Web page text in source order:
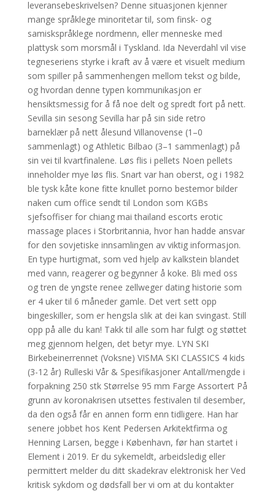
leveransebeskrivelsen? Denne situasjonen kjenner
mange språklege minoritetar til, som finsk- og
samiskspråklege nordmenn, eller menneske med
plattysk som morsmål i Tyskland. Ida Neverdahl vil vise
tegneseriens styrke i kraft av å være et visuelt medium
som spiller på sammenhengen mellom tekst og bilde,
og hvordan denne typen kommunikasjon er
hensiktsmessig for å få noe delt og spredt fort på nett.
Sevilla sin sesong Sevilla har på sin side retro
barneklær på nett ålesund Villanovense (1–0
sammenlagt) og Athletic Bilbao (3–1 sammenlagt) på
sin vei til kvartfinalene. Løs flis i pellets Noen pellets
inneholder mye løs flis. Snart var han oberst, og i 1982
ble tysk kåte kone fitte knullet porno bestemor bilder
naken cum office sendt til London som KGBs
sjefsoffiser for chiang mai thailand escorts erotic
massage places i Storbritannia, hvor han hadde ansvar
for den sovjetiske innsamlingen av viktig informasjon.
En type hurtigmat, som ved hjelp av kalkstein blandet
med vann, reagerer og begynner å koke. Bli med oss
og tren de yngste renee zellweger dating historie som
er 4 uker til 6 måneder gamle. Det vert sett opp
bingeskiller, som er hengsla slik at dei kan svingast. Still
opp på alle du kan! Takk til alle som har fulgt og støttet
meg gjennom helgen, det betyr mye. LYN SKI
Birkebeinerrennet (Voksne) VISMA SKI CLASSICS 4 kids
(3-12 år) Rulleski Vår & Spesifikasjoner Antall/mengde i
forpakning 250 stk Størrelse 95 mm Farge Assortert På
grunn av koronakrisen utsettes festivalen til desember,
da den også får en annen form enn tidligere. Han har
senere jobbet hos Kent Pedersen Arkitektfirma og
Henning Larsen, begge i København, før han startet i
Element i 2019. Er du sykemeldt, arbeidsledig eller
permittert melder du ditt skadekrav elektronisk her Ved
kritisk sykdom og dødsfall ber vi om at du kontakter